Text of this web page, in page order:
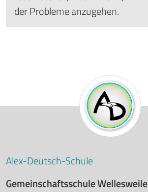
der Probleme anzugehen.
Alex-Deutsch-Schule
Gemeinschaftsschule